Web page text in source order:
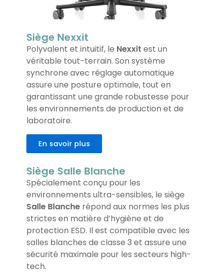
Siège Nexxit
Polyvalent et intuitif, le Nexxit est un
véritable tout-terrain. Son système
synchrone avec réglage automatique
assure une posture optimale, tout en
garantissant une grande robustesse pour
les environnements de production et de
laboratoire.
En savoir plus
Siège Salle Blanche
Spécialement conçu pour les
environnements ultra-sensibles, le siège
Salle Blancherépond aux normes les plus
strictes en matière d’hygiène et de
protection ESD. Il est compatible avec les
salles blanches de classe 3 et assure une
sécurité maximale pour les secteurs high-
tech.